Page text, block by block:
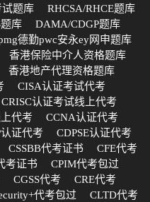
题库
RHCSA/RHCE题库
库
DAMA/CDGP题库
德勤pwc安永ey网申题库
香港保险中介人资格题库
香港地产代理资格题库
CISA认证考试代考
CRISC认证考试线上代考
代考
CCNA认证代考
证代考
CDPSE认证代考
CSSBB代考证书
CFE代考
考证书
CPIM代考包过
CGSS代考
CRE代考
代考包过
CLTD代考